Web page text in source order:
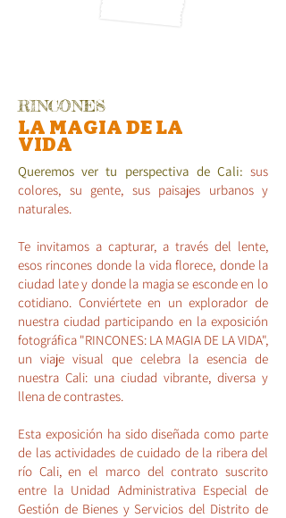
RINCONES
LA MAGIA DE LA
VIDA
Queremos ver tu perspectiva de Cali: sus
colores, su gente, sus paisajes urbanos y
naturales.
Te invitamos a capturar, a través del lente,
esos rincones donde la vida florece, donde la
ciudad late y donde la magia se esconde en lo
cotidiano. Conviértete en un explorador de
nuestra ciudad participando en la exposición
fotográfica "RINCONES: LA MAGIA DE LA VIDA",
un viaje visual que celebra la esencia de
nuestra Cali: una ciudad vibrante, diversa y
llena de contrastes.
Esta exposición ha sido diseñada como parte
de las actividades de cuidado de la ribera del
río Cali, en el marco del contrato suscrito
entre la Unidad Administrativa Especial de
Gestión de Bienes y Servicios del Distrito de